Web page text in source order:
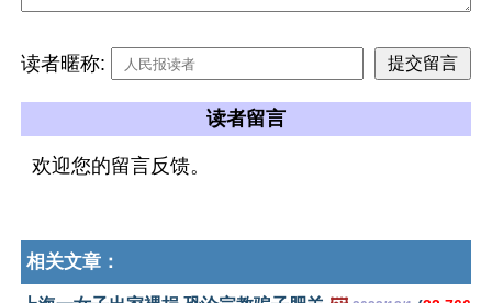
读者暱称:
读者留言
欢迎您的留言反馈。
相关文章：